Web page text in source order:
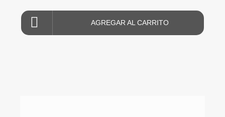
AGREGAR AL CARRITO